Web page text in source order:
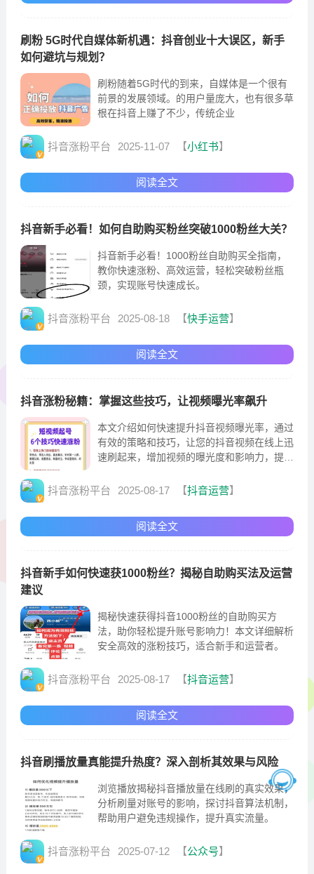
刷粉 5G时代自媒体新机遇：抖音创业十大误区，新手
如何避坑与规划？
刷粉随着5G时代的到来，自媒体是一个很有
前景的发展领域。的用户量庞大，也有很多草
根在抖音上赚了不少，传统企业
抖音涨粉平台 2025-11-07 【小红书】
阅读全文
抖音新手必看！如何自助购买粉丝突破1000粉丝大关？
抖音新手必看！1000粉丝自助购买全指南，
教你快速涨粉、高效运营，轻松突破粉丝瓶
颈，实现账号快速成长。
抖音涨粉平台 2025-08-18 【快手运营】
阅读全文
抖音涨粉秘籍：掌握这些技巧，让视频曝光率飙升
本文介绍如何快速提升抖音视频曝光率，通过
有效的策略和技巧，让您的抖音视频在线上迅
速刷起来，增加视频的曝光度和影响力，提高
抖音涨粉平台 2025-08-17 【抖音运营】
阅读全文
抖音新手如何快速获1000粉丝？揭秘自助购买法及运营
建议
揭秘快速获得抖音1000粉丝的自助购买方
法，助你轻松提升账号影响力！本文详细解析
安全高效的涨粉技巧，适合新手和运营者。
抖音涨粉平台 2025-08-17 【抖音运营】
阅读全文
抖音刷播放量真能提升热度？深入剖析其效果与风险
浏览播放揭秘抖音播放量在线刷的真实效果，
分析刷量对账号的影响，探讨抖音算法机制，
帮助用户避免违规操作，提升真实流量。
抖音涨粉平台 2025-07-12 【公众号】